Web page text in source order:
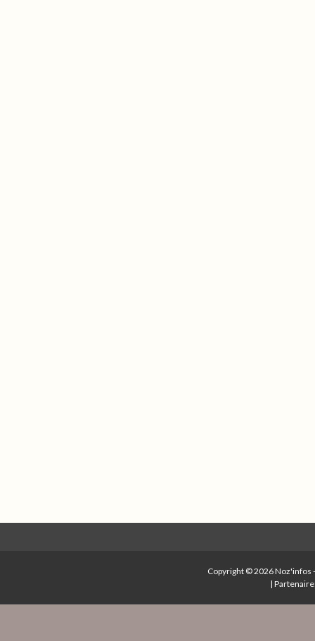
Copyright © 2026Noz'infos
|